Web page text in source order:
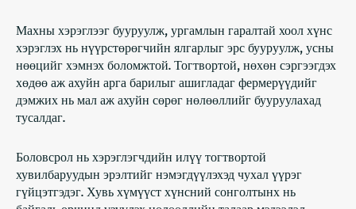
Махны хэрэглээг бууруулж, ургамлын гаралтай хоол хүнс
хэрэглэх нь нүүрстөрөгчийн ялгарлыг эрс бууруулж, усны
нөөцийг хэмнэх боломжтой. Тогтвортой, нөхөн сэргээгдэх
хөдөө аж ахуйн арга барилыг ашигладаг фермерүүдийг
дэмжих нь мал аж ахуйн сөрөг нөлөөллийг бууруулахад
тусалдаг.
Боловсрол нь хэрэглэгчдийн илүү тогтвортой
хувилбаруудын эрэлтийг нэмэгдүүлэхэд чухал үүрэг
гүйцэтгэдэг. Хувь хүмүүст хүнсний сонголтынх нь